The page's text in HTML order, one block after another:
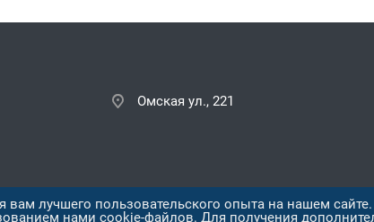
Омская ул., 221
лучшего пользовательского опыта на нашем сайте.
нами cookie-файлов. Для получения